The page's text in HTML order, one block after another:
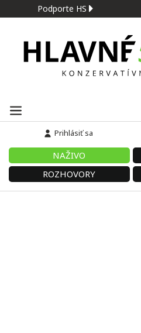
Podporte HS
Prihlásiť sa
NAŽIVO
ROZHOVORY